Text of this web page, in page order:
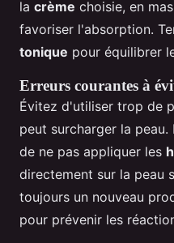
la crème choisie, en
favoriser l'absorption.
tonique pour équilibrer
Erreurs courantes à
Évitez d'utiliser trop de
peut surcharger la
de ne pas appliquer les
directement sur la peau
toujours un nouveau
pour prévenir les